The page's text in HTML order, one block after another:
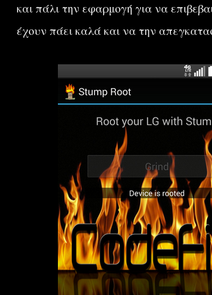
και πάλι την εφαρμογή για να
έχουν πάει καλά και να την